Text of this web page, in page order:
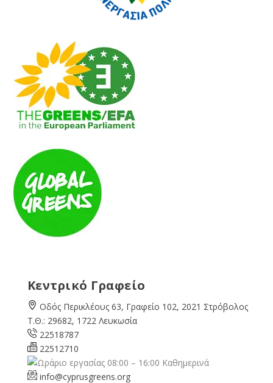
Κεντρικό Γραφείο
Οδός Περικλέους 63, Γραφείο 102, 2021 Στρόβολος
Τ.Θ.: 29682, 1722 Λευκωσία
22518787
22512710
08:00 – 16:00 Καθημερινά
info@cyprusgreens.org